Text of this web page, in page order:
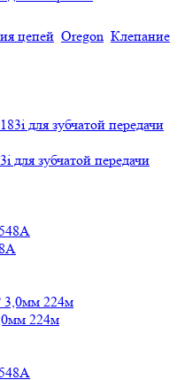
цепей Oregon Клепание
для зубчатой передачи
224м